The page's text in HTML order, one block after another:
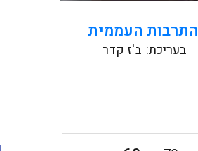
התרבות העממית
בעריכת: ב'ז קדר